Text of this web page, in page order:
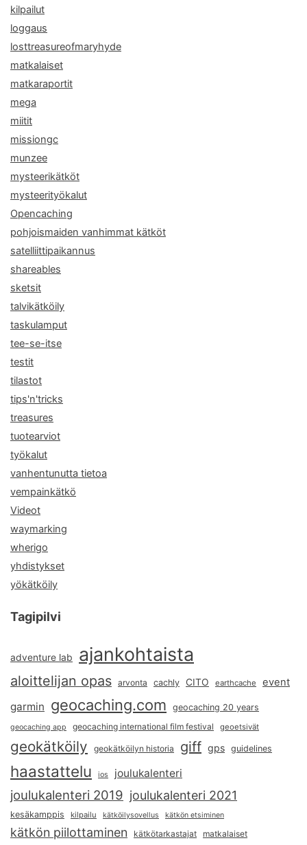
kilpailut
loggaus
losttreasureofmaryhyde
matkalaiset
matkaraportit
mega
miitit
missiongc
munzee
mysteerikätköt
mysteerityökalut
Opencaching
pohjoismaiden vanhimmat kätköt
satelliittipaikannus
shareables
sketsit
talvikätköily
taskulamput
tee-se-itse
testit
tilastot
tips'n'tricks
treasures
tuotearviot
työkalut
vanhentunutta tietoa
vempainkätkö
Videot
waymarking
wherigo
yhdistykset
yökätköily
Tagipilvi
adventure lab ajankohtaista
aloittelijan opas arvonta cachly CITO earthcache event
garmin geocaching.com geocaching 20 years
geocaching app geocaching international film festival geoetsivät
geokätköily geokätköilyn historia giff gps guidelines
haastattelu ios joulukalenteri
joulukalenteri 2019 joulukalenteri 2021
kesäkamppis kilpailu kätköilysovellus kätkön etsiminen
kätkön piilottaminen kätkötarkastajat matkalaiset